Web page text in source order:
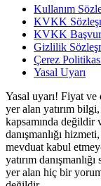
Kullanım
KVKK
KVKK
Gizlilik
Çerez
Yasal Uyarı
Yasal uyarı! Fiyat
yer alan yatırım
kapsamında değildir
danışmanlığı
mevduat kabul
yatırım
yer alan hiç bir